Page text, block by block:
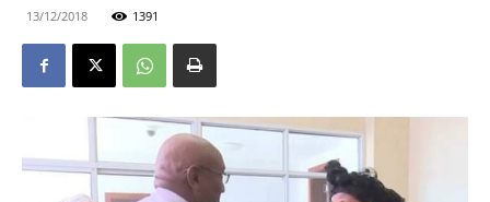
13/12/2018 1391